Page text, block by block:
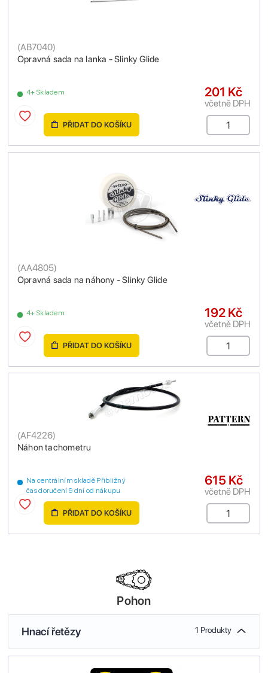
Opravná sada na lanka - Slinky Glide
(AB7040)
4+ Skladem 201 Kč
včetně DPH
PŘIDAT DO KOŠÍKU
Opravná sada na náhony - Slinky Glide
(AA4805)
4+ Skladem 192 Kč
včetně DPH
PŘIDAT DO KOŠÍKU
Náhon tachometru
(AF4226)
Na centrálním skladě Přibližný
čas doručení 9 dní od nákupu
615 Kč
včetně DPH
PŘIDAT DO KOŠÍKU
Pohon
Hnací řetězy 1 Produkty